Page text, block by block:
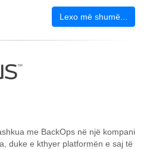
Lexo më shumë...
me BackOps në një kompani
duke e kthyer platformën e saj të